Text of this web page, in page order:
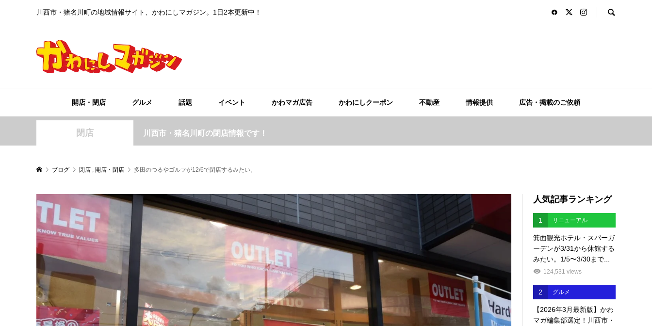
川西市・猪名川町の地域情報サイト、かわにしマガジン。1日2本更新中！
開店・閉店 グルメ 話題 イベント かわマガ広告 かわにしクーポン 不動産 情報提供 広告・掲載のご依頼
閉店 川西市・猪名川町の閉店情報です！
ブログ 閉店 , 開店・閉店 多田のつるやゴルフが12/6で閉店するみたい。
人気記事ランキング
1 リニューアル
箕面観光ホテル・スパーガ
ーデンが3/31から休館する
みたい。1/5〜3/30まで...
124,531 views
2 グルメ
【2026年3月最新版】かわ
マガ編集部選定！川西市・